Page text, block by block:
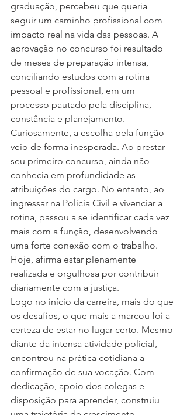
graduação, percebeu que queria
seguir um caminho profissional com
impacto real na vida das pessoas. A
aprovação no concurso foi resultado
de meses de preparação intensa,
conciliando estudos com a rotina
pessoal e profissional, em um
processo pautado pela disciplina,
constância e planejamento.
Curiosamente, a escolha pela função
veio de forma inesperada. Ao prestar
seu primeiro concurso, ainda não
conhecia em profundidade as
atribuições do cargo. No entanto, ao
ingressar na Polícia Civil e vivenciar a
rotina, passou a se identificar cada vez
mais com a função, desenvolvendo
uma forte conexão com o trabalho.
Hoje, afirma estar plenamente
realizada e orgulhosa por contribuir
diariamente com a justiça.
Logo no início da carreira, mais do que
os desafios, o que mais a marcou foi a
certeza de estar no lugar certo. Mesmo
diante da intensa atividade policial,
encontrou na prática cotidiana a
confirmação de sua vocação. Com
dedicação, apoio dos colegas e
disposição para aprender, construiu